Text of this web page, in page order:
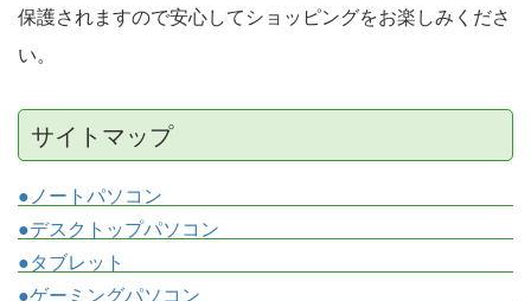
保護されますので安心してショッピングをお楽しみくださ
い。
サイトマップ
●ノートパソコン
●デスクトップパソコン
●タブレット
●ゲーミングパソコン